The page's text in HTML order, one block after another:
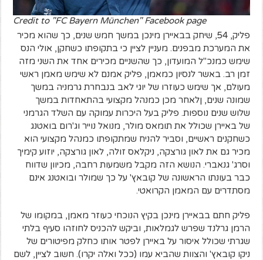
Credit to "FC Bayern München" Facebook page
פליק, 54, שיחק בבאיירן מינכן במשך חמש שנים, כך שהוא מכיר
את המערכת מבפנים. מעניין לציין כי בתקופתו כשחקן, אולי הנס
שימש כמנכ"ל המועדון, כך שהשניים מכירים אחד את השני מזה
זמן רב. באשר לנסיון כמאמן, פליק אמנם לא שימש מאמן ראשי
מעולם, אך שימש כעוזרו של יוגי לאב בנבחרת גרמניה במשך
שמונה שנים, ןלאחר מכן כמנהל מקצועי בהתאחדות במשך
שלוש שנים נוספות. פליק בעל היכרות עמוקה עם השלד הגרמני
של באיירן שכולל את תומאס מולר, מנואל נוייר וג'רום בואטנג
כשחקנים ראשיים, וסביר להניח שמתקופתו כמנהל מקצועי הוא
מכיר גם את לאון גורצקה, ניקלאס זולה, לאון גורצקה, יוזוע קימיך
וסרג' גנאברי. הנושא הזה מקבל משמעות רחבה, מכיוון שדווח
כבר בעונתו הראשונה של קובאץ' על כך שמולר ובואטנג אינם
מסתדרים עם המאמן הקרואטי.
פליק חתם בבאיירן מינכן בקיץ הנוכחי כעוזר מאמן, במקומו של
הרמן גרלנד שפרש לגמלאות, וביקש להכניס לחוזהו סעיף בלתי
שגרתי שכולל איסור על באיירן לפטר אותו כחלק מפיטורים של
ניקו קובאץ' והצוות שהביא עמו (ככל ואלה יקרו). חשוב לציין, לשם